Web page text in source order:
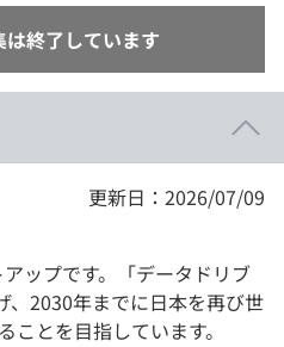
は終了しています
更新日：2026/07/09
ップです。「データドリブ
、2030年までに日本を再び世
とを目指しています。